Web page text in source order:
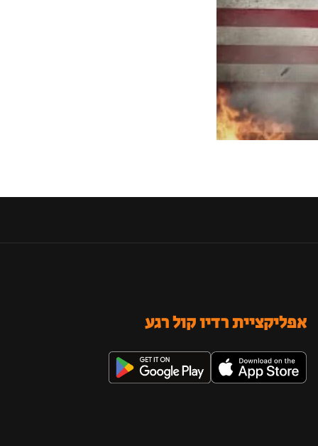
אפליקציית רדיו קול רגע